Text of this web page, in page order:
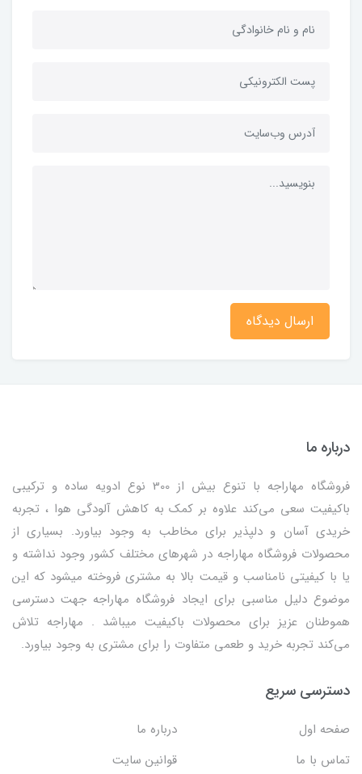
ارسال دیدگاه
درباره ما
فروشگاه مهاراجه با تنوع بیش از 300 نوع ادویه ساده و ترکیبی
باکیفیت سعی می‌کند علاوه بر کمک به کاهش آلودگی هوا ، تجربه
خریدی آسان و دلپذیر برای مخاطب به وجود بیاورد. بسیاری از
محصولات فروشگاه مهاراجه در شهرهای مختلف کشور وجود نداشته و
یا با کیفیتی نامناسب و قیمت بالا به مشتری فروخته میشود که این
موضوع دلیل مناسبی برای ایجاد فروشگاه مهاراجه جهت دسترسی
هموطنان عزیز برای محصولات باکیفیت میباشد . مهاراجه تلاش
می‌کند تجربه خرید و طعمی متفاوت را برای مشتری به وجود بیاورد.
دسترسی سریع
صفحه اول
درباره ما
تماس با ما
قوانین سایت